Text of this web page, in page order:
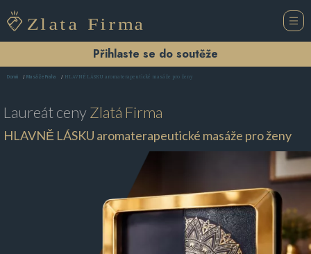
Přihlaste se do soutěže
Domů Masáže Praha HLAVNĚ LÁSKU aromaterapeutické masáže pro ženy
Laureát cenyZlatá Firma
HLAVNĚ LÁSKU aromaterapeutické masáže pro ženy